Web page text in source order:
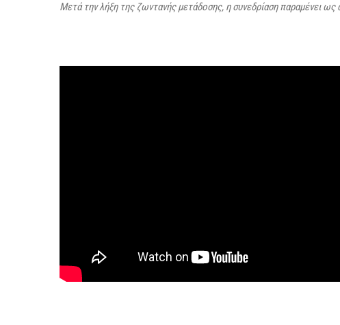
Μετά την λήξη της ζωντανής μετάδοσης, η συνεδρίαση παραμένει